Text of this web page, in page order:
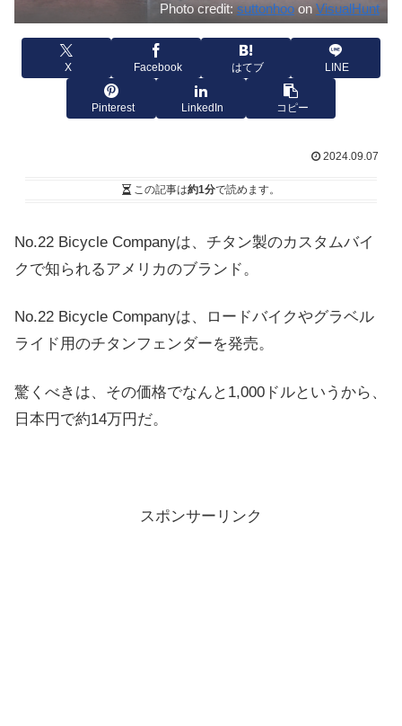
Photo credit: suttonhooon VisualHunt
X Facebook はてブ LINE
Pinterest LinkedIn コピー
2024.09.07
この記事は約1分で読めます。
No.22 Bicycle Companyは、チタン製のカスタムバイ
クで知られるアメリカのブランド。
No.22 Bicycle Companyは、ロードバイクやグラベル
ライド用のチタンフェンダーを発売。
驚くべきは、その価格でなんと1,000ドルというから、
日本円で約14万円だ。
スポンサーリンク